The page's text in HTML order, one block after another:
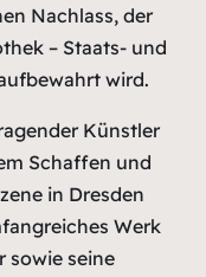
Nachlass, der
– Staats- und
wird.
Künstler
Schaffen und
in Dresden
Werk
sowie seine